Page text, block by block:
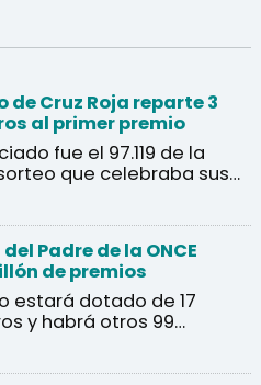
de Cruz Roja reparte 3
al primer premio
fue el 97.119 de la
que celebraba sus
Padre de la ONCE
de premios
estará dotado de 17
y habrá otros 99
euros.